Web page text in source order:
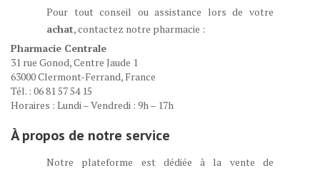
Pour tout conseil ou assistance lors de votre
achat, contactez notre pharmacie :
Pharmacie Centrale
31 rue Gonod, Centre Jaude 1
63000 Clermont-Ferrand, France
Tél. : 06 81 57 54 15
Horaires : Lundi – Vendredi : 9h – 17h
À propos de notre service
Notre plateforme est dédiée à la vente de